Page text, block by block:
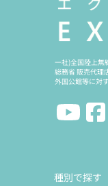
一社)全国陸上無
総務省 販売代理
外国公館等に対
種別で探す